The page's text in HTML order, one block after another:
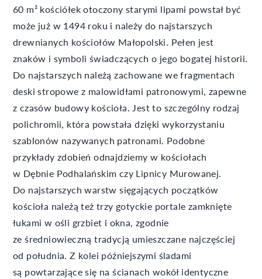
60 m² kościółek otoczony starymi lipami powstał być
może już w 1494 roku i należy do najstarszych
drewnianych kościołów Małopolski. Pełen jest
znaków i symboli świadczących o jego bogatej historii.
Do najstarszych należą zachowane we fragmentach
deski stropowe z malowidłami patronowymi, zapewne
z czasów budowy kościoła. Jest to szczególny rodzaj
polichromii, która powstała dzięki wykorzystaniu
szablonów nazywanych patronami. Podobne
przykłady zdobień odnajdziemy w kościołach
w Dębnie Podhalańskim czy Lipnicy Murowanej.
Do najstarszych warstw sięgających początków
kościoła należą też trzy gotyckie portale zamknięte
łukami w ośli grzbiet i okna, zgodnie
ze średniowieczną tradycją umieszczane najczęściej
od południa. Z kolei późniejszymi śladami
są powtarzające się na ścianach wokół identyczne